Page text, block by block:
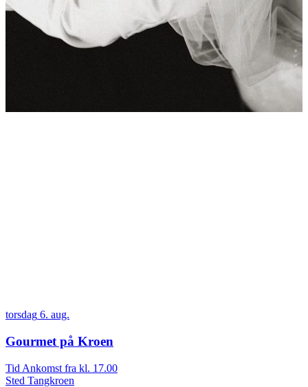
torsdag 6. aug.
Gourmet på Kroen
Tid Ankomst fra kl. 17.00
Sted Tangkroen